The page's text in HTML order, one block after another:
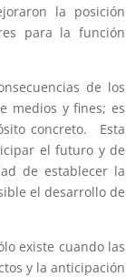
la posición
para la función
de los
medios y fines; es
concreto. Esta
el futuro y de
de establecer la
el desarrollo de
existe cuando las
y la anticipación